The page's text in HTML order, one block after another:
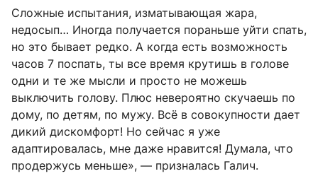
Сложные испытания, изматывающая жара,
недосып… Иногда получается пораньше уйти спать,
но это бывает редко. А когда есть возможность
часов 7 поспать, ты все время крутишь в голове
одни и те же мысли и просто не можешь
выключить голову. Плюс невероятно скучаешь по
дому, по детям, по мужу. Всё в совокупности дает
дикий дискомфорт! Но сейчас я уже
адаптировалась, мне даже нравится! Думала, что
продержусь меньше», — призналась Галич.